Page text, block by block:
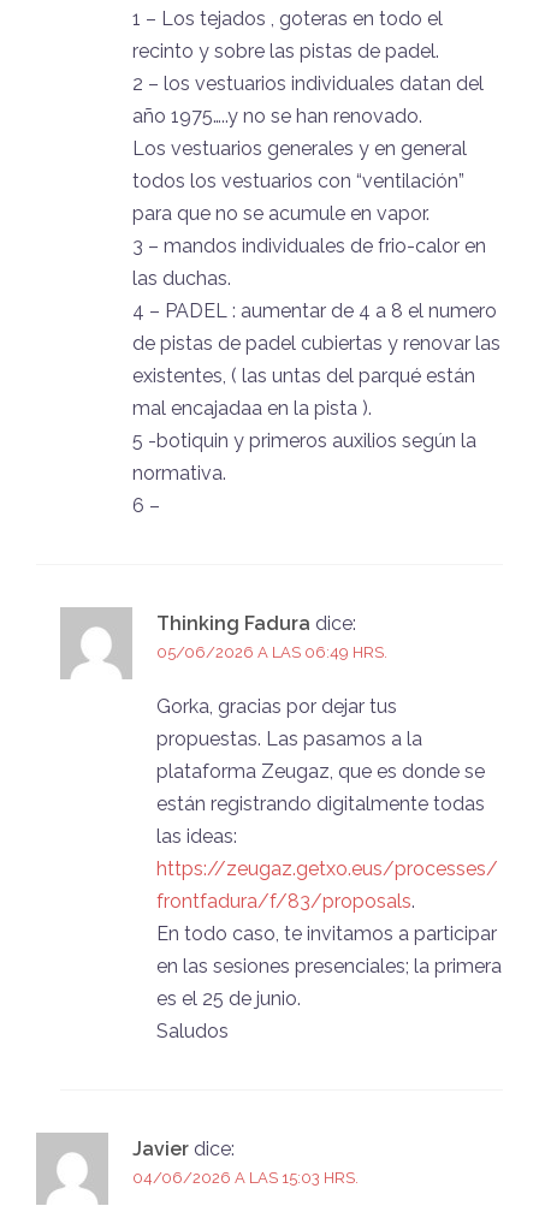
1 – Los tejados , goteras en todo el
recinto y sobre las pistas de padel.
2 – los vestuarios individuales datan del
año 1975…..y no se han renovado.
Los vestuarios generales y en general
todos los vestuarios con “ventilación”
para que no se acumule en vapor.
3 – mandos individuales de frio-calor en
las duchas.
4 – PADEL : aumentar de 4 a 8 el numero
de pistas de padel cubiertas y renovar las
existentes, ( las untas del parqué están
mal encajadaa en la pista ).
5 -botiquin y primeros auxilios según la
normativa.
6 –
Thinking Fadura dice:
05/06/2026 A LAS 06:49 HRS.
Gorka, gracias por dejar tus
propuestas. Las pasamos a la
plataforma Zeugaz, que es donde se
están registrando digitalmente todas
las ideas:
https://zeugaz.getxo.eus/processes/
frontfadura/f/83/proposals.
En todo caso, te invitamos a participar
en las sesiones presenciales; la primera
es el 25 de junio.
Saludos
Javier dice:
04/06/2026 A LAS 15:03 HRS.